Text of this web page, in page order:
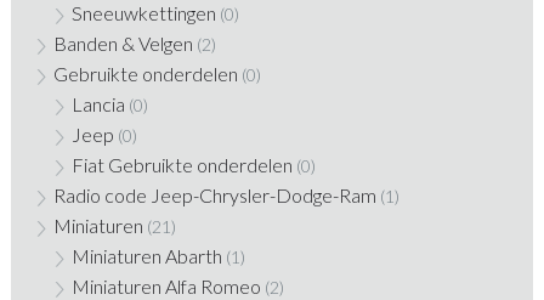
Sneeuwkettingen (0)
Banden & Velgen (2)
Gebruikte onderdelen (0)
Lancia (0)
Jeep (0)
Fiat Gebruikte onderdelen (0)
Radio code Jeep-Chrysler-Dodge-Ram (1)
Miniaturen (21)
Miniaturen Abarth (1)
Miniaturen Alfa Romeo (2)